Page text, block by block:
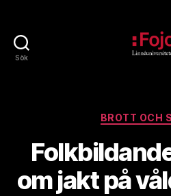
Sök
BROTT OCH
om jakt på